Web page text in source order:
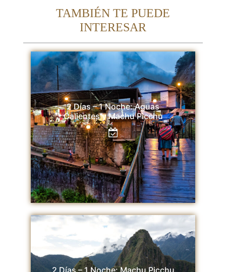
TAMBIÉN TE PUEDE
INTERESAR
2 Días – 1 Noche: Aguas
Calientes y Machu Picchu